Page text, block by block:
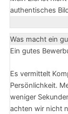
authentisches
Was macht ein
Ein gutes
Es vermittelt
Persönlichkeit.
weniger
achten wir nicht